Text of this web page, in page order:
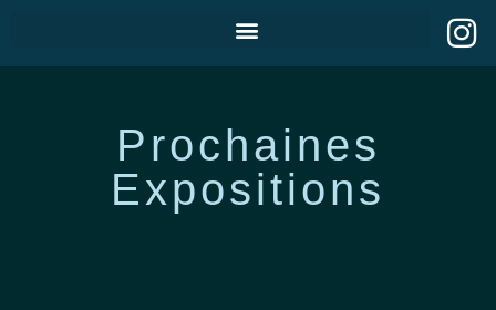
Prochaines
Expositions